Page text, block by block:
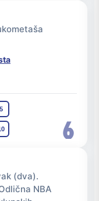
6
5
(dva).
NBA